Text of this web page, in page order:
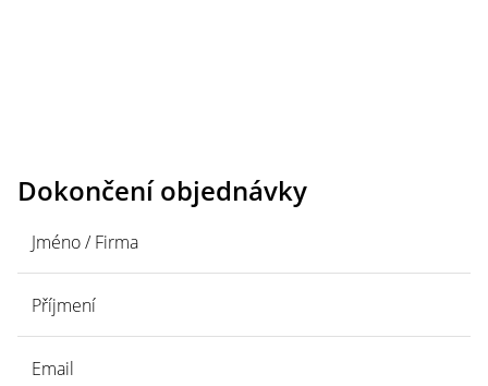
Dokončení objednávky
Jméno / Firma
Příjmení
Email